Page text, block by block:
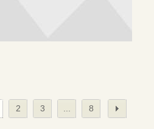
2 3 8